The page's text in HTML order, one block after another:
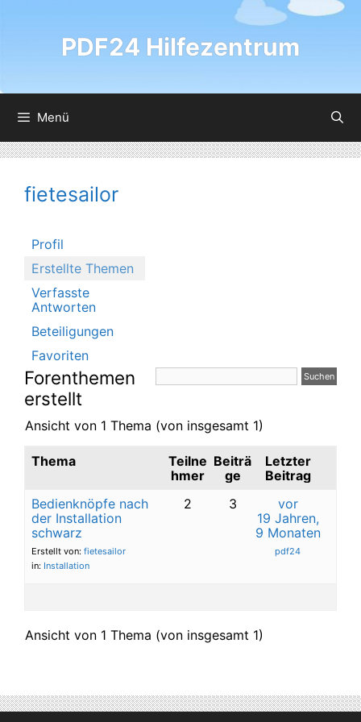
PDF24 Hilfezentrum
Menü
fietesailor
Profil
Erstellte Themen
Verfasste
Antworten
Beteiligungen
Favoriten
Forenthemen
erstellt
Ansicht von 1 Thema (von insgesamt 1)
Thema
Teilne
hmer
Beiträ
ge
Letzter
Beitrag
Bedienknöpfe nach
der Installation
schwarz
Erstellt von: fietesailor
in: Installation
2 3
vor
19 Jahren,
9 Monaten
pdf24
Ansicht von 1 Thema (von insgesamt 1)